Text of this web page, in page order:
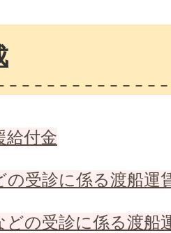
給付金
の受診に係る渡船運
どの受診に係る渡船